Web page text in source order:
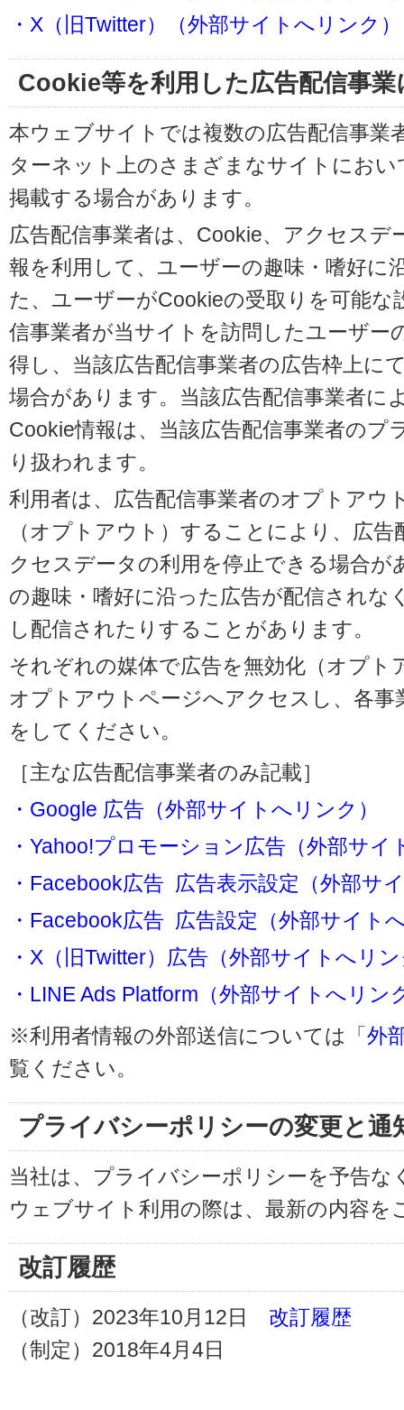
・X（旧Twitter）（外部サイトへリンク）
Cookie等を利用した広告配信事
本ウェブサイトでは複数の広告配信事業
ターネット上のさまざまなサイトにお
掲載する場合があります。
広告配信事業者は、Cookie、アクセスデ
報を利用して、ユーザーの趣味・嗜好に
た、ユーザーがCookieの受取りを可能
信事業者が当サイトを訪問したユーザー
得し、当該広告配信事業者の広告枠上に
場合があります。当該広告配信事業者に
Cookie情報は、当該広告配信事業者のプ
り扱われます。
利用者は、広告配信事業者のオプトアウ
（オプトアウト）することにより、広
クセスデータの利用を停止できる場合が
の趣味・嗜好に沿った広告が配信されな
し配信されたりすることがあります。
それぞれの媒体で広告を無効化（オプト
オプトアウトページへアクセスし、各
をしてください。
［主な広告配信事業者のみ記載］
・Google 広告（外部サイトへリンク）
・Yahoo!プロモーション広告（外部サイ
・Facebook広告 広告表示設定（外部サ
・Facebook広告 広告設定（外部サイト
・X（旧Twitter）広告（外部サイトへリ
・LINE Ads Platform（外部サイトへリン
※利用者情報の外部送信については「外
覧ください。
プライバシーポリシーの変更と通
当社は、プライバシーポリシーを予告
ウェブサイト利用の際は、最新の内容を
改訂履歴
（改訂）2023年10月12日 改訂履歴
（制定）2018年4月4日